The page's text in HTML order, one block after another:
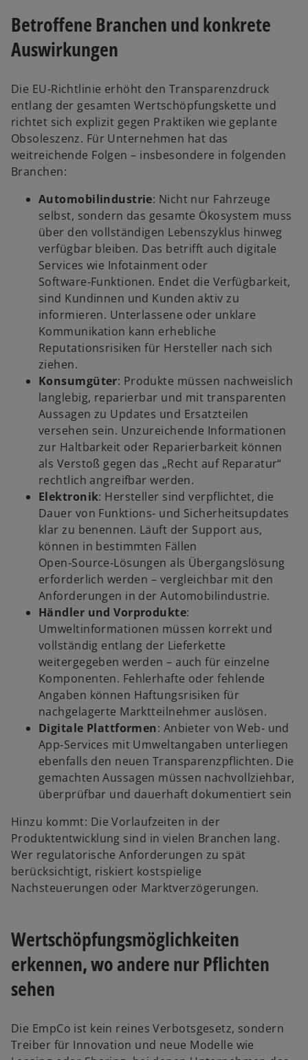
Betroffene Branchen und konkrete
Auswirkungen
Die EU‑Richtlinie erhöht den Transparenzdruck
entlang der gesamten Wertschöpfungskette und
richtet sich explizit gegen Praktiken wie geplante
Obsoleszenz. Für Unternehmen hat das
weitreichende Folgen – insbesondere in folgenden
Branchen:
Automobilindustrie: Nicht nur Fahrzeuge
selbst, sondern das gesamte Ökosystem muss
über den vollständigen Lebenszyklus hinweg
verfügbar bleiben. Das betrifft auch digitale
Services wie Infotainment oder
Software‑Funktionen. Endet die Verfügbarkeit,
sind Kundinnen und Kunden aktiv zu
informieren. Unterlassene oder unklare
Kommunikation kann erhebliche
Reputationsrisiken für Hersteller nach sich
ziehen.
Konsumgüter: Produkte müssen nachweislich
langlebig, reparierbar und mit transparenten
Aussagen zu Updates und Ersatzteilen
versehen sein. Unzureichende Informationen
zur Haltbarkeit oder Reparierbarkeit können
als Verstoß gegen das „Recht auf Reparatur“
rechtlich angreifbar werden.
Elektronik: Hersteller sind verpflichtet, die
Dauer von Funktions‑ und Sicherheitsupdates
klar zu benennen. Läuft der Support aus,
können in bestimmten Fällen
Open‑Source‑Lösungen als Übergangslösung
erforderlich werden – vergleichbar mit den
Anforderungen in der Automobilindustrie.
Händler und Vorprodukte:
Umweltinformationen müssen korrekt und
vollständig entlang der Lieferkette
weitergegeben werden – auch für einzelne
Komponenten. Fehlerhafte oder fehlende
Angaben können Haftungsrisiken für
nachgelagerte Marktteilnehmer auslösen.
Digitale Plattformen: Anbieter von Web‑ und
App‑Services mit Umweltangaben unterliegen
ebenfalls den neuen Transparenzpflichten. Die
gemachten Aussagen müssen nachvollziehbar,
überprüfbar und dauerhaft dokumentiert sein
Hinzu kommt: Die Vorlaufzeiten in der
Produktentwicklung sind in vielen Branchen lang.
Wer regulatorische Anforderungen zu spät
berücksichtigt, riskiert kostspielige
Nachsteuerungen oder Marktverzögerungen.
Wertschöpfungsmöglichkeiten
erkennen, wo andere nur Pflichten
sehen
Die EmpCo ist kein reines Verbotsgesetz, sondern
Treiber für Innovation und neue Modelle wie